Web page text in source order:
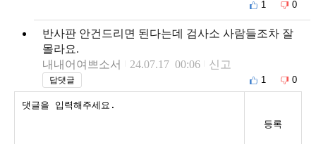
1 0
반사판 안건드리면 된다는데 검사소 사람들조차 잘
몰라요.
내내어여쁘소서
24.07.17 00:06 신고
답댓글 1 0
등록